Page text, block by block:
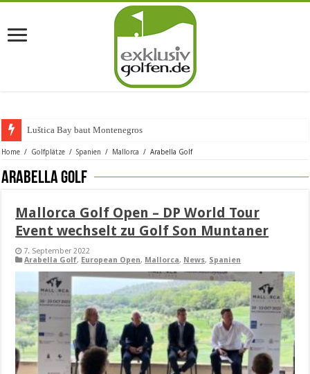
Luštica Bay baut Montenegros erste G
Home / Golfplätze / Spanien / Mallorca / Arabella Golf
Arabella Golf
Mallorca Golf Open – DP World Tour
Event wechselt zu Golf Son Muntaner
7. September 2022
Arabella Golf, European Open, Mallorca, News, Spanien